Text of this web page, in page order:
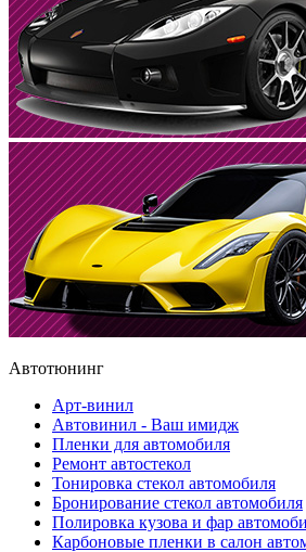
Автотюнинг
Арт-винил
Автовинил - Ваш имидж
Пленки для автомобиля
Ремонт автостекол
Тонировка стекол автомобиля
Бронирование стекол автомобиля
Полировка кузова и фар
Карбоновые пленки в салон